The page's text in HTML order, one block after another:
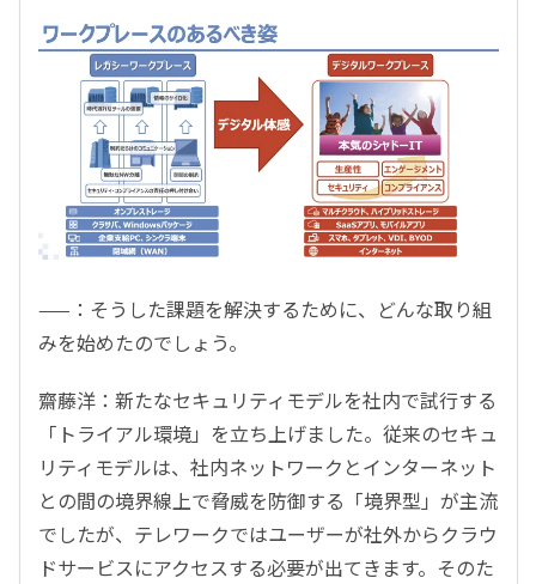
——：そうした課題を解決するために、どんな取り組
みを始めたのでしょう。
齋藤洋：新たなセキュリティモデルを社内で試行する
「トライアル環境」を立ち上げました。従来のセキュ
リティモデルは、社内ネットワークとインターネット
との間の境界線上で脅威を防御する「境界型」が主流
でしたが、テレワークではユーザーが社外からクラウ
ドサービスにアクセスする必要が出てきます。そのた